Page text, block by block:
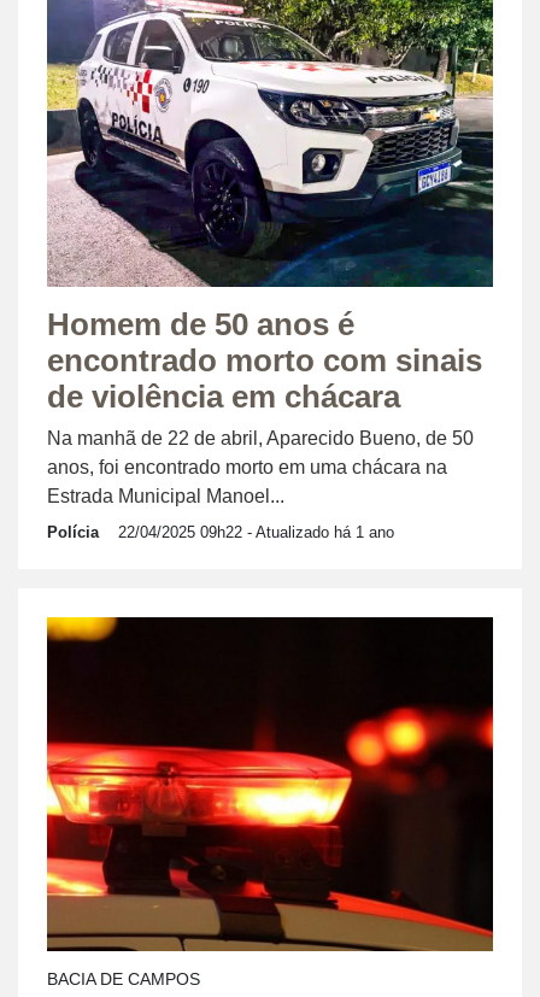
Homem de 50 anos é
encontrado morto com sinais
de violência em chácara
Na manhã de 22 de abril, Aparecido Bueno, de 50
anos, foi encontrado morto em uma chácara na
Estrada Municipal Manoel...
Polícia 22/04/2025 09h22 - Atualizado há 1 ano
BACIA DE CAMPOS